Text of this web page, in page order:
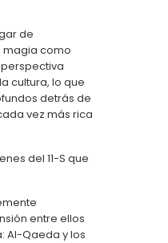
de
magia como
cultura, lo que
detrás de
vez más rica
del 11-S que
entre ellos
Al-Qaeda y los